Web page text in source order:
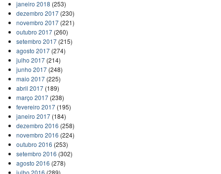
janeiro 2018 (253)
dezembro 2017(230)
novembro 2017(221)
outubro 2017(260)
setembro 2017(215)
agosto 2017(274)
julho 2017(214)
junho 2017(248)
maio 2017(225)
abril 2017(189)
março 2017(238)
fevereiro 2017(195)
janeiro 2017(184)
dezembro 2016 (258)
novembro 2016 (224)
outubro 2016 (253)
setembro 2016 (302)
agosto 2016 (278)
julho 2016 (289)